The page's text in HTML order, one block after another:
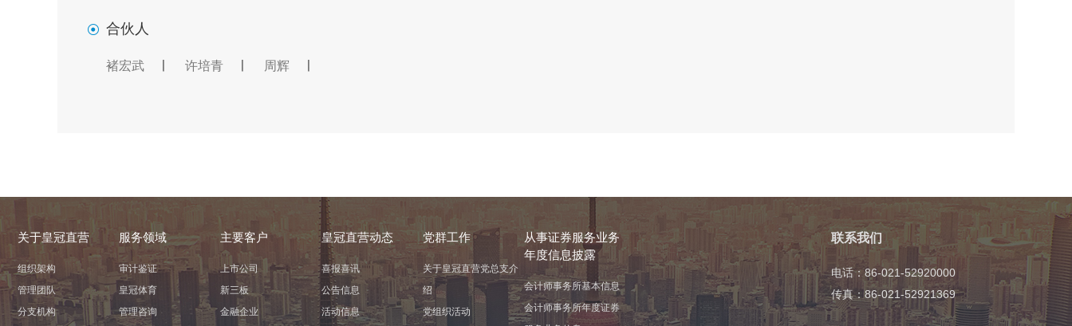
合伙人
褚宏武 许培青 周辉
关于皇冠直营
组织架构
管理团队
分支机构
服务领域
审计鉴证
皇冠体育
管理咨询
主要客户
上市公司
新三板
金融企业
皇冠直营动态
喜报喜讯
公告信息
活动信息
党群工作
关于皇冠直营党总支介
绍
党组织活动
从事证券服务业务
年度信息披露
会计师事务所基本信息
会计师事务所年度证券
联系我们
电话：86-021-52920000
传真：86-021-52921369